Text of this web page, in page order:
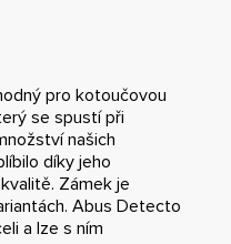
pro kotoučovou
se spustí při
našich
díky jeho
Zámek je
Abus Detecto
a lze s ním